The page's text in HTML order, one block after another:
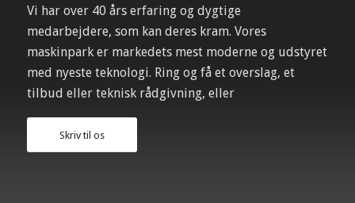
Vi har over 40 års erfaring og dygtige
medarbejdere, som kan deres kram. Vores
maskinpark er markedets mest moderne og udstyret
med nyeste teknologi. Ring og få et overslag, et
tilbud eller teknisk rådgivning, eller
Skriv til os